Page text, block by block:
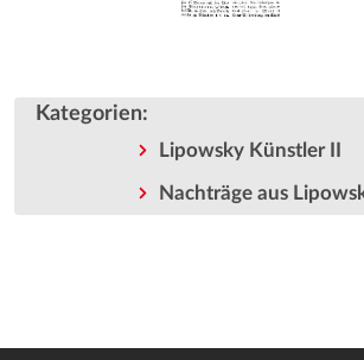
Kategorien:
Lipowsky Künstler II
Nachträge aus